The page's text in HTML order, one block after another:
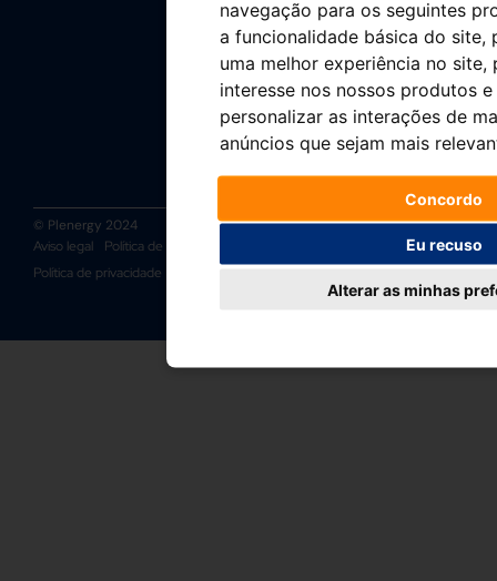
navegação para os seguintes
a funcionalidade básica do site,
uma melhor experiência no site,
interesse nos nossos produtos
personalizar as interações de
anúncios que sejam mais
Concordo
Eu recuso
Alterar as minhas
© Plenergy 2024
Aviso legal
Política de cookies
Política de privacidade